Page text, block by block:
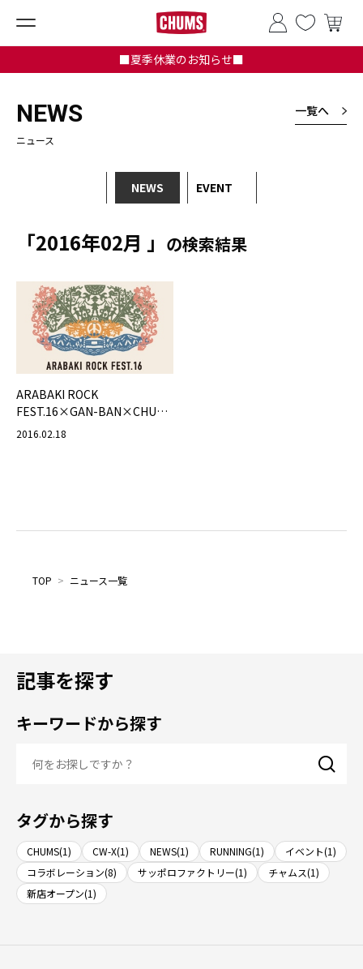
■夏季休業のお知らせ■
NEWS
ニュース
一覧へ
NEWS EVENT
「2016年02月 」 の検索結果
ARABAKI ROCK
FEST.16×GAN-BAN×CHUMS
ショルダーポーチ発売！
2016.02.18
TOP > ニュース一覧
記事を探す
キーワードから探す
タグから探す
CHUMS(1) CW-X(1) NEWS(1) RUNNING(1)
イベント(1)
コラボレーション(8)
サッポロファクトリー(1)
チャムス(1)
新店オープン(1)